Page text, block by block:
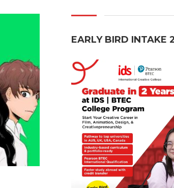
EARLY BIRD INTAKE